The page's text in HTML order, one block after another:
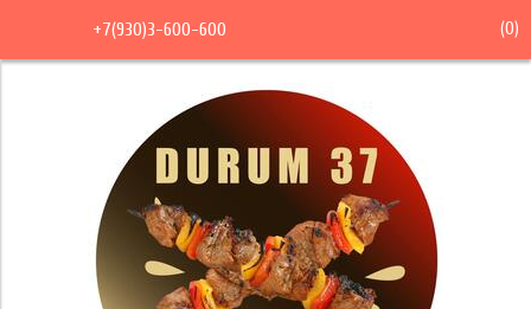
+7(930)3-600-600 (0)